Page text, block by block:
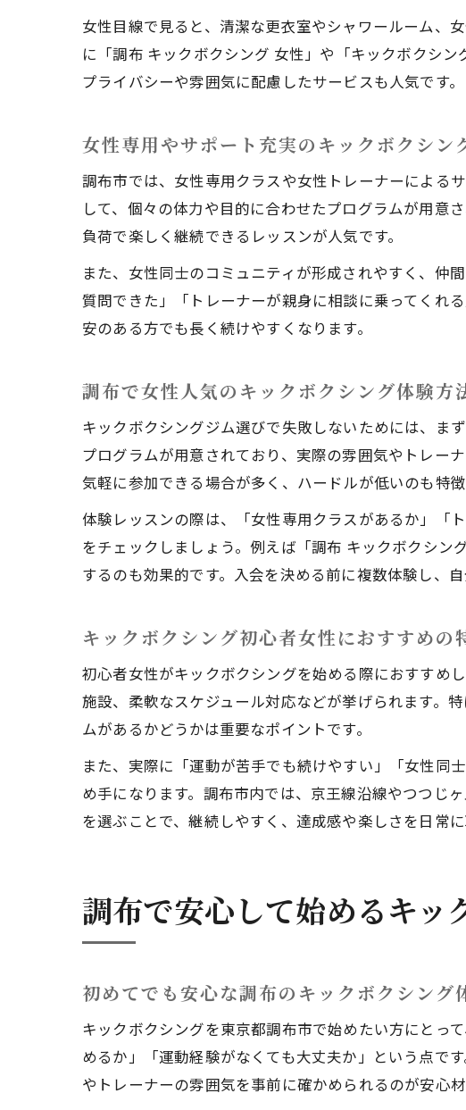
調
つ
暗闇や
少
調
集
無理な
忙
調
初
女性目線で見ると、清潔な更衣室やシャワールーム、
に「調布 キックボクシング 女性」や「キックボクシ
プライバシーや雰囲気に配慮したサービスも人気です
女性専用やサポート充実のキックボクシン
調布市では、女性専用クラスや女性トレーナーによる
して、個々の体力や目的に合わせたプログラムが用意
負荷で楽しく継続できるレッスンが人気です。
また、女性同士のコミュニティが形成されやすく、仲
質問できた」「トレーナーが親身に相談に乗ってくれ
安のある方でも長く続けやすくなります。
調布で女性人気のキックボクシング体験方
キックボクシングジム選びで失敗しないためには、ま
プログラムが用意されており、実際の雰囲気やトレー
気軽に参加できる場合が多く、ハードルが低いのも特徴
体験レッスンの際は、「女性専用クラスがあるか」「
をチェックしましょう。例えば「調布 キックボクシ
するのも効果的です。入会を決める前に複数体験し、
キックボクシング初心者女性におすすめの
初心者女性がキックボクシングを始める際におすすめ
施設、柔軟なスケジュール対応などが挙げられます。
ムがあるかどうかは重要なポイントです。
また、実際に「運動が苦手でも続けやすい」「女性同
め手になります。調布市内では、京王線沿線やつつじ
を選ぶことで、継続しやすく、達成感や楽しさを日常に
調布で安心して始めるキッ
初めてでも安心な調布のキックボクシング
キックボクシングを東京都調布市で始めたい方にとっ
めるか」「運動経験がなくても大丈夫か」という点で
やトレーナーの雰囲気を事前に確かめられるのが安心材